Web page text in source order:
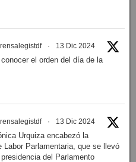
· 13 Dic 2024
conocer el orden del día de la
· 13 Dic 2024
Urquiza encabezó la
Labor Parlamentaria, que se llevó
del Parlamento